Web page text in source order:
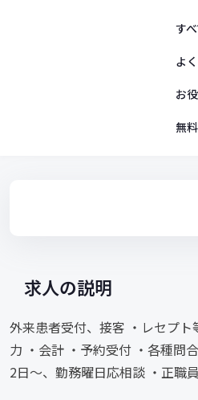
す
よ
お
無
求人の説明
外来患者受付、接客 ・レセプ
力 ・会計 ・予約受付 ・各種問
2日～、勤務曜日応相談 ・正職